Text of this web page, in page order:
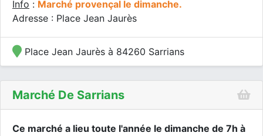
Info : Marché provençal le dimanche.
Adresse : Place Jean Jaurès
Place Jean Jaurès à 84260 Sarrians
Marché De Sarrians
Ce marché a lieu toute l'année le dimanche de 7h à